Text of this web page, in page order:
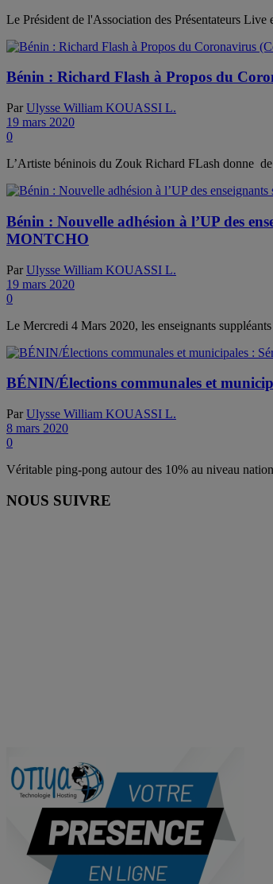
Le Président de l'Association des Présentateurs
Bénin : Richard Flash à Propos du
Par Ulysse William KOUASSI L.
19 mars 2020
0
L’Artiste béninois du Zouk Richard FLash donne
Bénin : Nouvelle adhésion à l’UP des
MONTCHO
Par Ulysse William KOUASSI L.
19 mars 2020
0
Le Mercredi 4 Mars 2020, les enseignants
BÉNIN/Élections communales et
Par Ulysse William KOUASSI L.
8 mars 2020
0
Véritable ping-pong autour des 10% au niveau
NOUS SUIVRE